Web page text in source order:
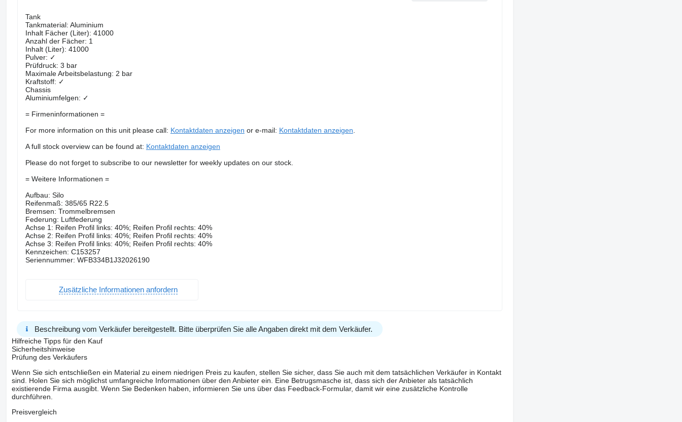
Tank
Tankmaterial: Aluminium
Inhalt Fächer (Liter): 41000
Anzahl der Fächer: 1
Inhalt (Liter): 41000
Pulver: ✓
Prüfdruck: 3 bar
Maximale Arbeitsbelastung: 2 bar
Kraftstoff: ✓
Chassis
Aluminiumfelgen: ✓
= Firmeninformationen =
For more information on this unit please call: Kontaktdaten anzeigen or e-mail: Kontaktdaten anzeigen
A full stock overview can be found at: Kontaktdaten anzeigen
Please do not forget to subscribe to our newsletter for weekly updates on our stock.
= Weitere Informationen =
Aufbau: Silo
Reifenmaß: 385/65 R22.5
Bremsen: Trommelbremsen
Federung: Luftfederung
Achse 1: Reifen Profil links: 40%; Reifen Profil rechts: 40%
Achse 2: Reifen Profil links: 40%; Reifen Profil rechts: 40%
Achse 3: Reifen Profil links: 40%; Reifen Profil rechts: 40%
Kennzeichen: C153257
Seriennummer: WFB334B1J32026190
Zusätzliche Informationen anfordern
Beschreibung vom Verkäufer bereitgestellt. Bitte überprüfen Sie alle Angaben direkt mit dem Verkäufer.
Hilfreiche Tipps für den Kauf
Sicherheitshinweise
Prüfung des Verkäufers
Wenn Sie sich entschließen ein Material zu einem niedrigen Preis zu kaufen, stellen Sie sicher, dass Sie auch mit dem tatsächlichen Verkäufer in Kontakt
sind. Holen Sie sich möglichst umfangreiche Informationen über den Anbieter ein. Eine Betrugsmasche ist, dass sich der Anbieter als tatsächlich
existierende Firma ausgibt. Wenn Sie Bedenken haben, informieren Sie uns über das Feedback-Formular, damit wir eine zusätzliche Kontrolle
durchführen.
Preisvergleich